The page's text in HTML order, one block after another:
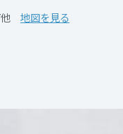
ーナー様まで、賃貸経営
地図を見る
太陽光発電